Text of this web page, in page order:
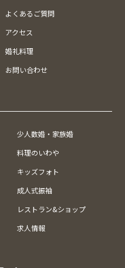
よくあるご質問
アクセス
婚礼料理
お問い合わせ
少人数婚・家族婚
料理のいわや
キッズフォト
成人式振袖
レストラン&ショップ
求人情報